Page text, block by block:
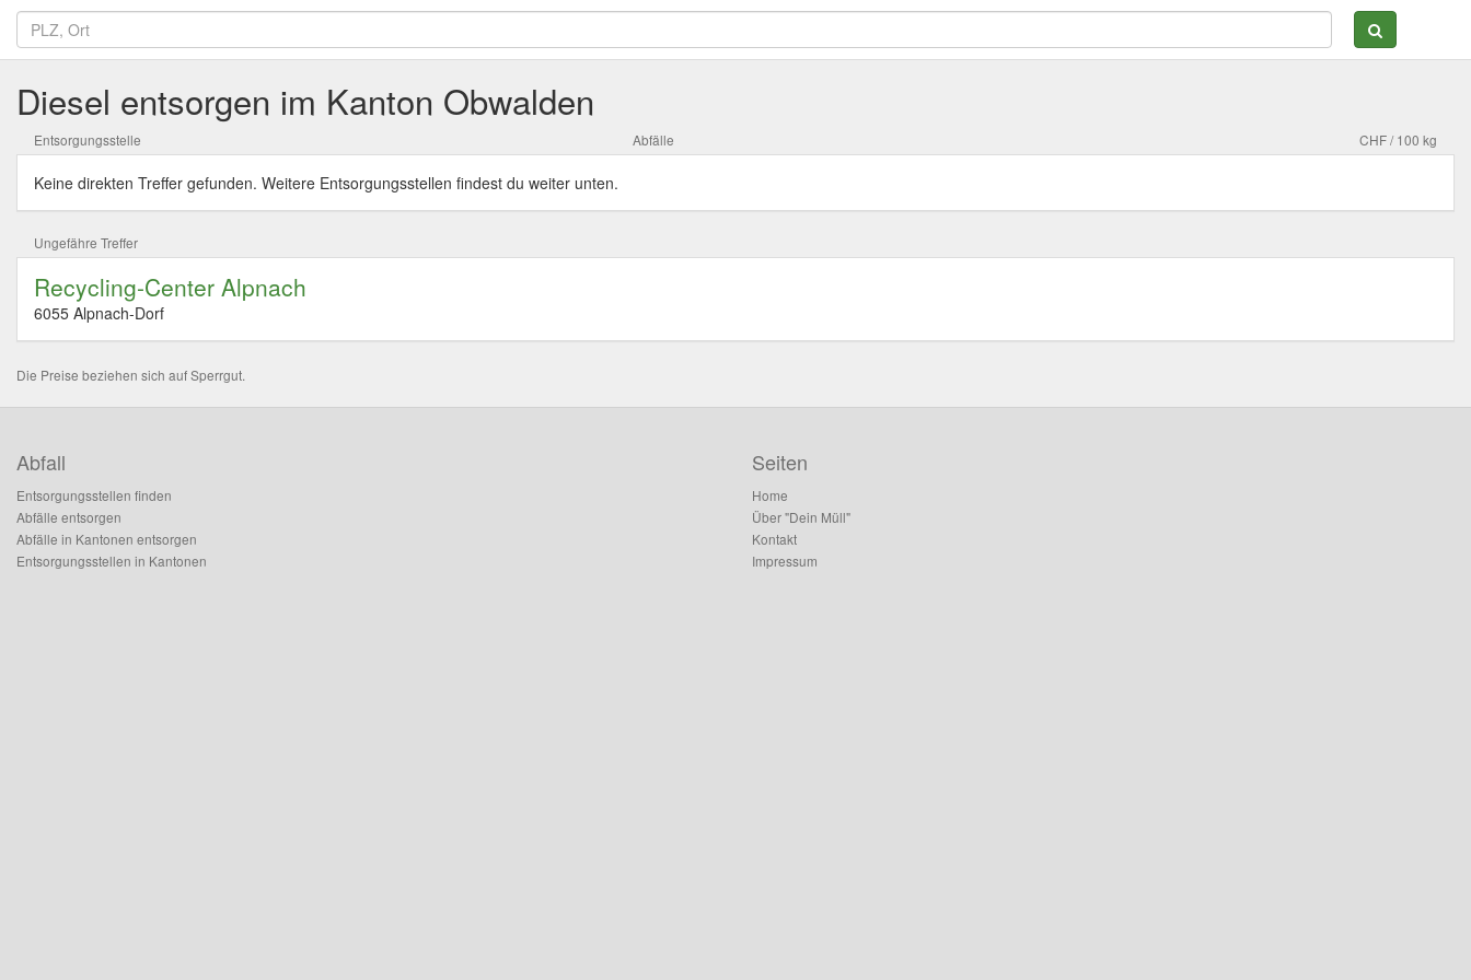
Diesel entsorgen im Kanton Obwalden
Entsorgungsstelle Abfälle CHF / 100 kg
Keine direkten Treffer gefunden. Weitere Entsorgungsstellen findest du weiter unten.
Ungefähre Treffer
Recycling-Center Alpnach
6055 Alpnach-Dorf
Die Preise beziehen sich auf Sperrgut.
Abfall
Entsorgungsstellen finden
Abfälle entsorgen
Abfälle in Kantonen entsorgen
Entsorgungsstellen in Kantonen
Seiten
Home
Über "Dein Müll"
Kontakt
Impressum